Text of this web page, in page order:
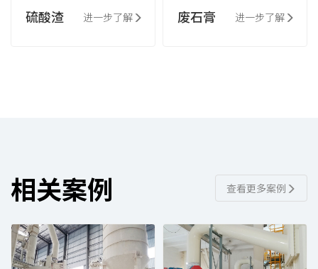
硫酸渣 进一步了解 废石膏 进一步了解
相关案例 查看更多案例